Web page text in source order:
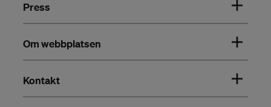
Press
Om webbplatsen
Kontakt